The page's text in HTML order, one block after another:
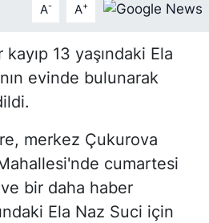
A- A+
13 yaşındaki Ela
evinde bulunarak
merkez Çukurova
cumartesi
bir daha haber
Ela Naz Suci için